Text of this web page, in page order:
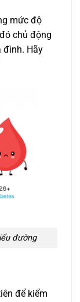
mức độ
chủ động
đình. Hãy
đường
để kiểm